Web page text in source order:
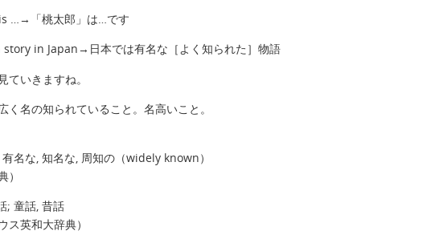
…→「桃太郎」は…です
in Japan→日本では有名な［よく知られた］物語
ていきますね。
く名の知られていること。名高いこと。
名な, 知名な, 周知の（widely known）
）
; 童話, 昔話
ス英和大辞典）